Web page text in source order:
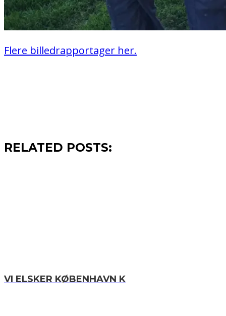
Flere billedrapportager her.
RELATED POSTS:
VI ELSKER KØBENHAVN K